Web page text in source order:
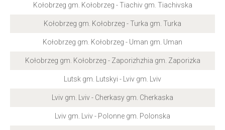
Kołobrzeg gm. Kołobrzeg - Tiachiv gm. Tiachivska
Kołobrzeg gm. Kołobrzeg - Turka gm. Turka
Kołobrzeg gm. Kołobrzeg - Uman gm. Uman
Kołobrzeg gm. Kołobrzeg - Zaporizhzhia gm. Zaporizka
Lutsk gm. Lutskyi - Lviv gm. Lviv
Lviv gm. Lviv - Cherkasy gm. Cherkaska
Lviv gm. Lviv - Polonne gm. Polonska